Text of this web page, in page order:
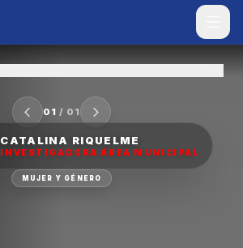
01 / 01
CATALINA RIQUELME
INVESTIGADORA ÁREA MUNICIPAL
MUJER Y GÉNERO